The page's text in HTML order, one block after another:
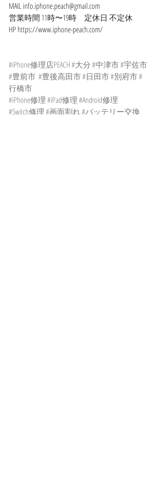
MAIL info.iphone.peach@gmail.com
営業時間 11時〜19時　定休日 不定休
HP https://www.iphone-peach.com/
#iPhone修理店PEACH#大分#中津市#宇佐市
#豊前市 #豊後高田市#日田市#別府市#
行橋市
#iPhone修理#iPad修理#Android修理
#Switch修理#画面割れ#バッテリー交換